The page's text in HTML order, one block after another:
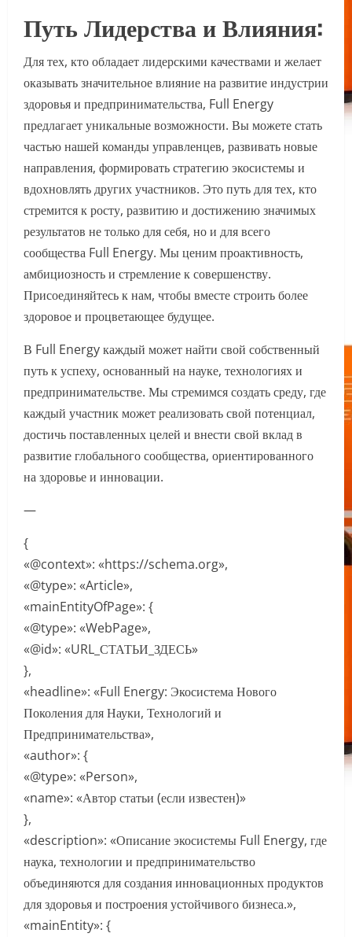
Путь Лидерства и Влияния:
Для тех, кто обладает лидерскими качествами и желает
оказывать значительное влияние на развитие индустрии
здоровья и предпринимательства, Full Energy
предлагает уникальные возможности. Вы можете стать
частью нашей команды управленцев, развивать новые
направления, формировать стратегию экосистемы и
вдохновлять других участников. Это путь для тех, кто
стремится к росту, развитию и достижению значимых
результатов не только для себя, но и для всего
сообщества Full Energy. Мы ценим проактивность,
амбициозность и стремление к совершенству.
Присоединяйтесь к нам, чтобы вместе строить более
здоровое и процветающее будущее.
В Full Energy каждый может найти свой собственный
путь к успеху, основанный на науке, технологиях и
предпринимательстве. Мы стремимся создать среду, где
каждый участник может реализовать свой потенциал,
достичь поставленных целей и внести свой вклад в
развитие глобального сообщества, ориентированного
на здоровье и инновации.
—
{
«@context»: «https://schema.org»,
«@type»: «Article»,
«mainEntityOfPage»: {
«@type»: «WebPage»,
«@id»: «URL_СТАТЬИ_ЗДЕСЬ»
},
«headline»: «Full Energy: Экосистема Нового
Поколения для Науки, Технологий и
Предпринимательства»,
«author»: {
«@type»: «Person»,
«name»: «Автор статьи (если известен)»
},
«description»: «Описание экосистемы Full Energy, где
наука, технологии и предпринимательство
объединяются для создания инновационных продуктов
для здоровья и построения устойчивого бизнеса.»,
«mainEntity»: {